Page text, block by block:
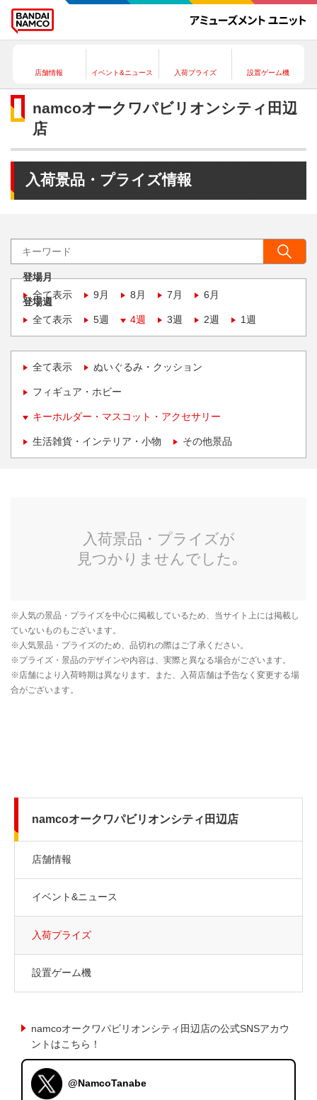
店舗情報 イベント&ニュース 入荷プライズ 設置ゲーム機
namcoオークワパビリオンシティ田辺
店
入荷景品・プライズ情報
登場月
全て表示
9月 8月 7月 6月
登場週
全て表示
5週 4週 3週 2週 1週
全て表示 ぬいぐるみ・クッション
フィギュア・ホビー
キーホルダー・マスコット・アクセサリー
生活雑貨・インテリア・小物 その他景品
namcoオークワパビリオンシティ田辺店
店舗情報
イベント&ニュース
入荷プライズ
設置ゲーム機
namcoオークワパビリオンシティ田辺店の公式SNSアカウ
ントはこちら！
@NamcoTanabe